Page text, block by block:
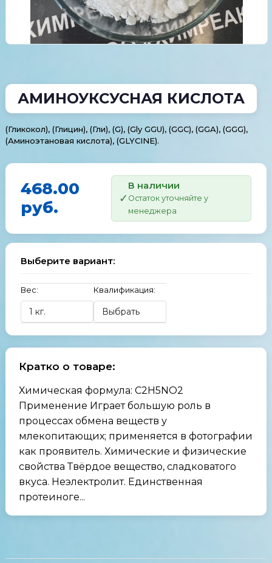
АМИНОУКСУСНАЯ КИСЛОТА
(Гликокол), (Глицин), (Гли), (G), (Gly GGU), (GGC), (GGA), (GGG),
(Аминоэтановая кислота), (GLYCINE).
468.00
руб.
В наличии
Остаток уточняйте у
менеджера
Выберите вариант:
Вес: Квалификация:
Кратко о товаре:
Химическая формула: C2H5NO2
Применение Играет большую роль в
процессах обмена веществ у
млекопитающих; применяется в фотографии
как проявитель. Химические и физические
свойства Твёрдое вещество, сладковатого
вкуса. Неэлектролит. Единственная
протеиноге...